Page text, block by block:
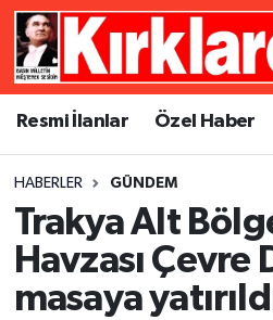
Resmi İlanlar Özel Haber
HABERLER GÜNDEM
Trakya Alt
Havzası Çevre
masaya
Resmi İlanlar
Gündem
Siyaset
Asayiş
Dünya
Kültür Sanat
Künye
Gizlilik Sözleşmesi
Merkez Nöbetçi
Merkez Trafik Yoğunluk
Süper Lig Puan Durumu
Tüm Manşetler